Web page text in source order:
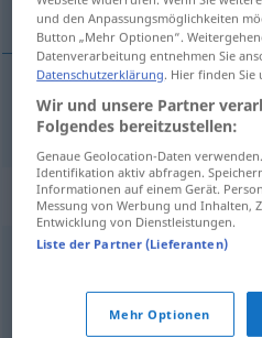
påallvar beherzigen
Synonyme für
annehmen
und den Anpassungsmöglichkeiten
Button „Mehr Optionen“.
Datenverarbeitung entnehmen Sie
Datenschutzerklärung. Hier finden Sie
Wir und unsere Partner
Folgendes bereitzustellen:
Genaue Geolocation-Daten
Identifikation aktiv abfragen.
Informationen auf einem Gerät.
Messung von Werbung und Inhalten,
Entwicklung von Dienstleistungen.
Liste der Partner (Lieferanten)
Mehr Optionen